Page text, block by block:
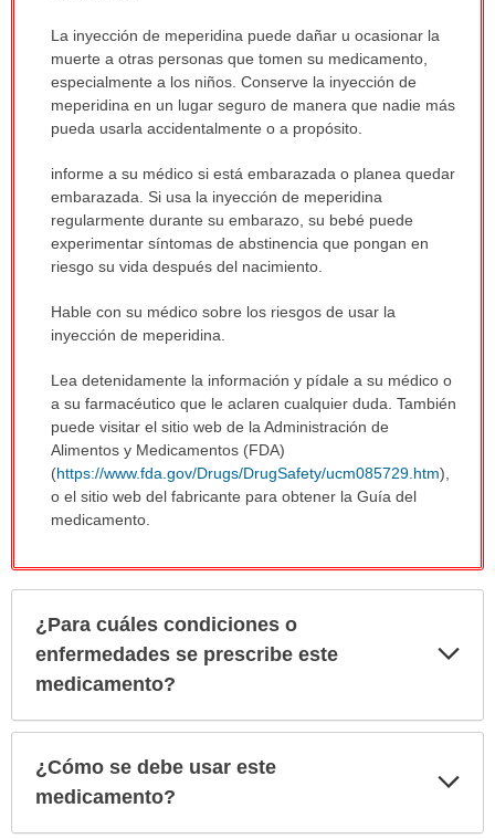
La inyección de meperidina puede dañar u ocasionar la
muerte a otras personas que tomen su medicamento,
especialmente a los niños. Conserve la inyección de
meperidina en un lugar seguro de manera que nadie más
pueda usarla accidentalmente o a propósito.
informe a su médico si está embarazada o planea quedar
embarazada. Si usa la inyección de meperidina
regularmente durante su embarazo, su bebé puede
experimentar síntomas de abstinencia que pongan en
riesgo su vida después del nacimiento.
Hable con su médico sobre los riesgos de usar la
inyección de meperidina.
Lea detenidamente la información y pídale a su médico o
a su farmacéutico que le aclaren cualquier duda. También
puede visitar el sitio web de la Administración de
Alimentos y Medicamentos (FDA)
(https://www.fda.gov/Drugs/DrugSafety/ucm085729.htm),
o el sitio web del fabricante para obtener la Guía del
medicamento.
¿Para cuáles condiciones o
enfermedades se prescribe este
medicamento?
¿Cómo se debe usar este
medicamento?